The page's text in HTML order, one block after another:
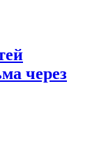
через